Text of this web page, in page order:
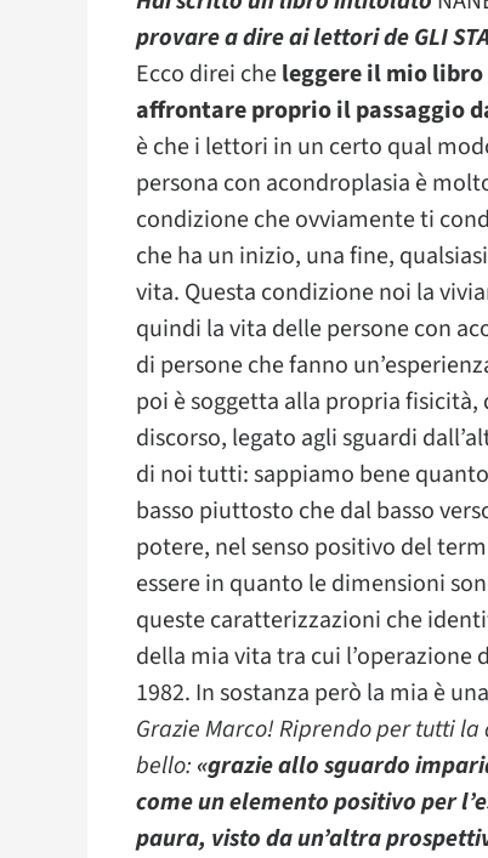
provare a dire ai lettori de GLI
Ecco direi cheleggere il mio libro
affrontare proprio il passaggio
è che i lettori in un certo qual
persona con acondroplasia è
condizione che ovviamente ti
che ha un inizio, una fine,
vita. Questa condizione noi la
quindi la vita delle persone con
di persone che fanno
poi è soggetta alla propria
discorso, legato agli sguardi
di noi tutti: sappiamo bene
basso piuttosto che dal basso
potere, nel senso positivo del
essere in quanto le dimensioni
queste caratterizzazioni che
della mia vita tra cui
1982. In sostanza però la mia è
Grazie Marco! Riprendo per tutti
bello:«grazie allo sguardo
come un elemento positivo per
paura, visto da un’altra